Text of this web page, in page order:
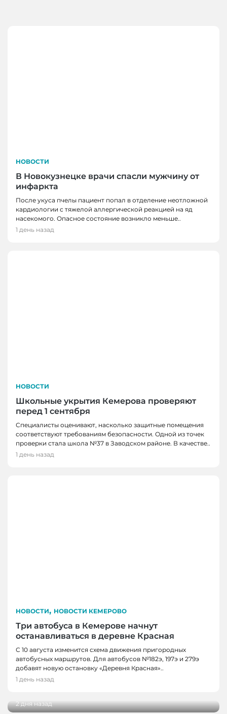
НОВОСТИ
В Новокузнецке врачи спасли мужчину от
инфаркта
После укуса пчелы пациент попал в отделение неотложной
кардиологии с тяжелой аллергической реакцией на яд
насекомого. Опасное состояние возникло меньше..
1 день назад
НОВОСТИ
Школьные укрытия Кемерова проверяют
перед 1 сентября
Специалисты оценивают, насколько защитные помещения
соответствуют требованиям безопасности. Одной из точек
проверки стала школа №37 в Заводском районе. В качестве..
1 день назад
НОВОСТИ, НОВОСТИ КЕМЕРОВО
Три автобуса в Кемерове начнут
останавливаться в деревне Красная
С 10 августа изменится схема движения пригородных
автобусных маршрутов. Для автобусов №182э, 197э и 279э
добавят новую остановку «Деревня Красная»..
1 день назад
НОВОСТИ
В Кузбассе наградили лучших тренеров,
2 дня назад
НОВОСТИ, НОВОСТИ КЕМЕРОВО
годом